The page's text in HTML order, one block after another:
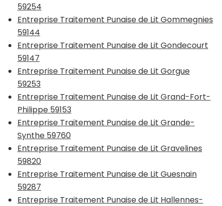
59254
Entreprise Traitement Punaise de Lit Gommegnies
59144
Entreprise Traitement Punaise de Lit Gondecourt
59147
Entreprise Traitement Punaise de Lit Gorgue
59253
Entreprise Traitement Punaise de Lit Grand-Fort-
Philippe 59153
Entreprise Traitement Punaise de Lit Grande-
Synthe 59760
Entreprise Traitement Punaise de Lit Gravelines
59820
Entreprise Traitement Punaise de Lit Guesnain
59287
Entreprise Traitement Punaise de Lit Hallennes-